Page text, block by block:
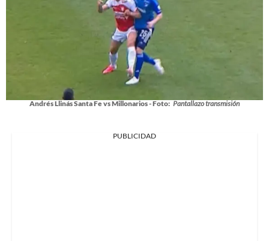
Andrés Llinás Santa Fe vs Millonarios - Foto: Pantallazo transmisión
PUBLICIDAD